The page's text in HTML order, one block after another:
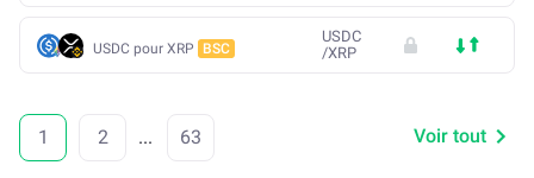
USDC pour XRP BSC
USDC
/XRP
1 2 ... 63 Voir tout